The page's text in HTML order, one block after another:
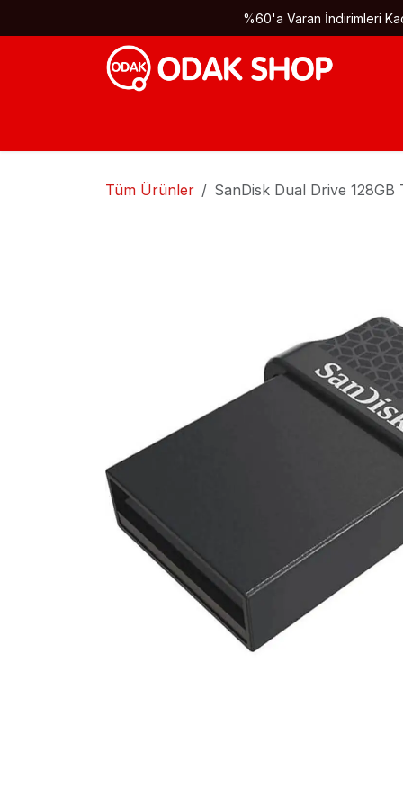
%60'a Varan İndirimleri
Tüm Ürünler SanDisk Dual Drive 128GB